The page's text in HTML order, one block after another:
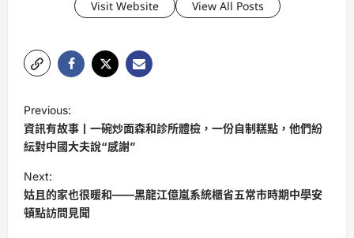
Visit Website View All Posts
o
s
t
n
a
Previous:
資訊有故事丨一碗炒面森和診所體檢，一份自制糕點，他們紛
紜對中國大夫說“感謝”
Next:
姑且的家也很暖和——黑龍江億嵐系統櫃省五常市時期中學安
頓點訪問見聞